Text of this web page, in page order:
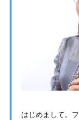
はじめまして。